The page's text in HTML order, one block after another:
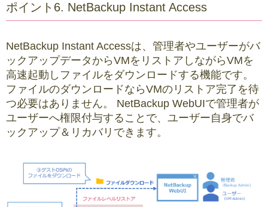
ポイント6. NetBackup Instant Access
NetBackup Instant Accessは、管理者やユーザーがバ
ックアップデータからVMをリストアしながらVMを
高速起動しファイルをダウンロードする機能です。
ファイルのダウンロードならVMのリストア完了を待
つ必要はありません。 NetBackup WebUIで管理者が
ユーザーへ権限付与することで、ユーザー自身でバ
ックアップ＆リカバリできます。